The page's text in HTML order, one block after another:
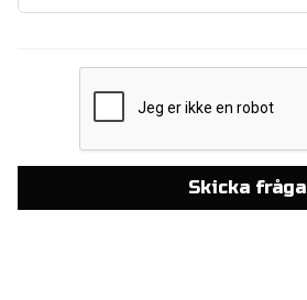
Skicka fråga